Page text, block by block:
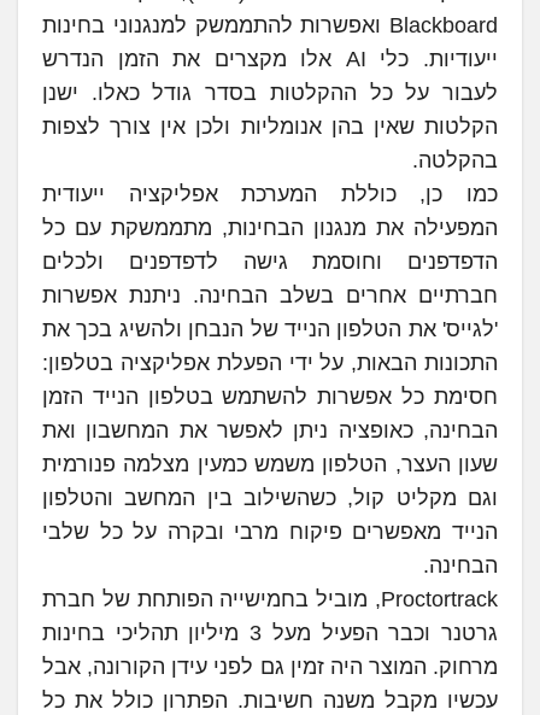
Blackboard ואפשרות להתממשק למנגנוני בחינות
ייעודיות. כלי AI אלו מקצרים את הזמן הנדרש
לעבור על כל ההקלטות בסדר גודל כאלו. ישנן
הקלטות שאין בהן אנומליות ולכן אין צורך לצפות
בהקלטה.
כמו כן, כוללת המערכת אפליקציה ייעודית
המפעילה את מנגנון הבחינות, מתממשקת עם כל
הדפדפנים וחוסמת גישה לדפדפנים ולכלים
חברתיים אחרים בשלב הבחינה. ניתנת אפשרות
'לגייס' את הטלפון הנייד של הנבחן ולהשיג בכך את
התכונות הבאות, על ידי הפעלת אפליקציה בטלפון:
חסימת כל אפשרות להשתמש בטלפון הנייד הזמן
הבחינה, כאופציה ניתן לאפשר את המחשבון ואת
שעון העצר, הטלפון משמש כמעין מצלמה פנורמית
וגם מקליט קול, כשהשילוב בין המחשב והטלפון
הנייד מאפשרים פיקוח מרבי ובקרה על כל שלבי
הבחינה.
Proctortrack, מוביל בחמישייה הפותחת של חברת
גרטנר וכבר הפעיל מעל 3 מיליון תהליכי בחינות
מרחוק. המוצר היה זמין גם לפני עידן הקורונה, אבל
עכשיו מקבל משנה חשיבות. הפתרון כולל את כל